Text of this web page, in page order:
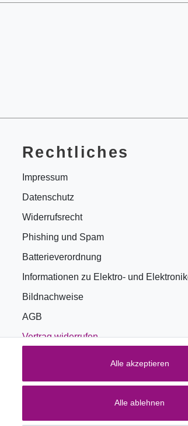
Alle akzeptieren
Alle ablehnen
Rechtliches
Impressum
Datenschutz
Widerrufsrecht
Phishing und Spam
Batterieverordnung
Informationen zu Elektro- und
Bildnachweise
AGB
Vertrag widerrufen
Zahlung &